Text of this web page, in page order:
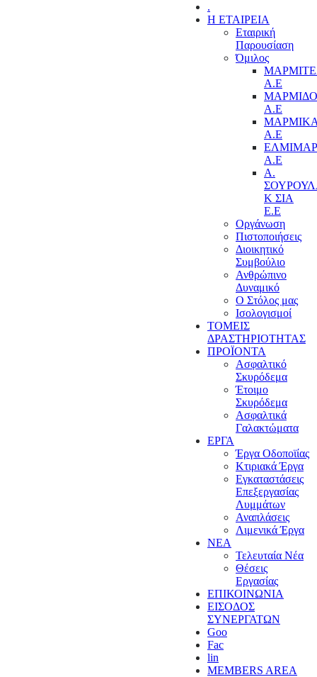
.
Η ΕΤΑΙΡΕΙΑ
Εταιρική
Παρουσίαση
Όμιλος
Α.Ε
Α.Ε
Α.Ε
ΕΛΜΙΜΑΡ
Α.Ε
Α.
Κ ΣΙΑ
Ε.Ε
Οργάνωση
Πιστοποιήσεις
Διοικητικό
Συμβούλιο
Ανθρώπινο
Δυναμικό
Ο Στόλος μας
Ισολογισμοί
ΤΟΜΕΙΣ
ΔΡΑΣΤΗΡΙΟΤΗΤΑΣ
ΠΡΟΪΟΝΤΑ
Ασφαλτικό
Σκυρόδεμα
Έτοιμο
Σκυρόδεμα
Ασφαλτικά
Γαλακτώματα
ΕΡΓΑ
Έργα Οδοποϊίας
Κτιριακά Έργα
Εγκαταστάσεις
Επεξεργασίας
Λυμμάτων
Αναπλάσεις
Λιμενικά Έργα
ΝΕΑ
Τελευταία Νέα
Θέσεις
Εργασίας
ΕΠΙΚΟΙΝΩΝΙΑ
ΕΙΣΟΔΟΣ
ΣΥΝΕΡΓΑΤΩΝ
Goo
Fac
lin
MEMBERS AREA